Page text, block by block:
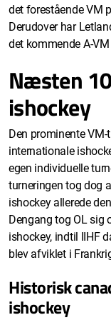
det forestående VM
Derudover har
det kommende A-
Næsten
ishockey
Den prominente
internationale
egen individuelle
turneringen tog dog
ishockey allerede
Dengang tog OL sig
ishockey, indtil IIHF
blev afviklet i
Historisk
ishockey